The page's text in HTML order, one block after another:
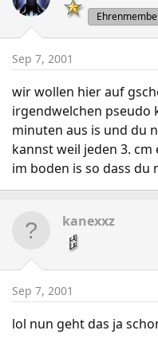
Sep 7, 2001
wir wollen hier auf
irgendwelchen pseudo
minuten aus is und du
kannst weil jeden 3.
im boden is so dass du
kanexxz
Sep 7, 2001
lol nun geht das ja